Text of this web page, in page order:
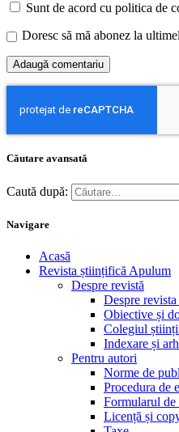
Sunt de acord cu politica de
Doresc să mă abonez la
Căutare avansată
Caută după:
Navigare
Acasă
Revista științifică Apulum
Despre revistă
Despre
Obiective și
Colegiul
Indexare și
Pentru autori
Norme de
Procedura de
Formularul de
Licență și